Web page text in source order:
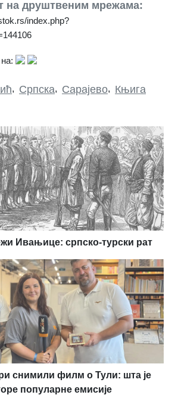
на друштвеним мрежама:
index.php?
, Српска, Сарајево, Књига
Ивањице: српско-турски рат
снимили филм о Тули: шта је
популарне емисије